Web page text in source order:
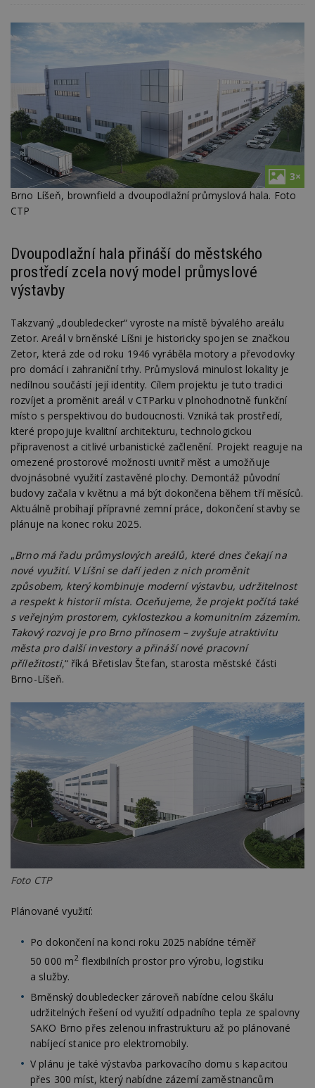
3×
Brno Líšeň, brownfield a dvoupodlažní průmyslová hala. Foto
CTP
Dvoupodlažní hala přináší do městského
prostředí zcela nový model průmyslové
výstavby
Takzvaný „doubledecker“ vyroste na místě bývalého areálu
Zetor. Areál v brněnské Líšni je historicky spojen se značkou
Zetor, která zde od roku 1946 vyráběla motory a převodovky
pro domácí i zahraniční trhy. Průmyslová minulost lokality je
nedílnou součástí její identity. Cílem projektu je tuto tradici
rozvíjet a proměnit areál v CTParku v plnohodnotně funkční
místo s perspektivou do budoucnosti. Vzniká tak prostředí,
které propojuje kvalitní architekturu, technologickou
připravenost a citlivé urbanistické začlenění. Projekt reaguje na
omezené prostorové možnosti uvnitř měst a umožňuje
dvojnásobné využití zastavěné plochy. Demontáž původní
budovy začala v květnu a má být dokončena během tří měsíců.
Aktuálně probíhají přípravné zemní práce, dokončení stavby se
plánuje na konec roku 2025.
„Brno má řadu průmyslových areálů, které dnes čekají na
nové využití. V Líšni se daří jeden z nich proměnit
způsobem, který kombinuje moderní výstavbu, udržitelnost
a respekt k historii místa. Oceňujeme, že projekt počítá také
s veřejným prostorem, cyklostezkou a komunitním zázemím.
Takový rozvoj je pro Brno přínosem – zvyšuje atraktivitu
města pro další investory a přináší nové pracovní
příležitosti,“ říká Břetislav Štefan, starosta městské části
Brno-Líšeň.
Foto CTP
Plánované využití:
Po dokončení na konci roku 2025 nabídne téměř
50 000 m2 flexibilních prostor pro výrobu, logistiku
a služby.
Brněnský doubledecker zároveň nabídne celou škálu
udržitelných řešení od využití odpadního tepla ze spalovny
SAKO Brno přes zelenou infrastrukturu až po plánované
nabíjecí stanice pro elektromobily.
V plánu je také výstavba parkovacího domu s kapacitou
přes 300 míst, který nabídne zázemí zaměstnancům